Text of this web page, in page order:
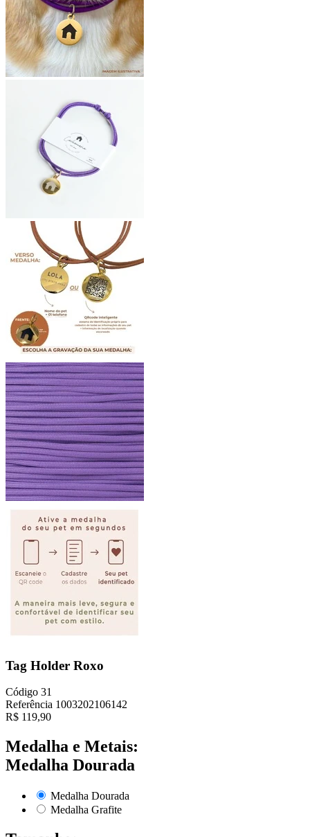
Tag Holder Roxo
Código 31
Referência 1003202106142
R$ 119,90
Medalha e Metais:
Medalha Dourada
Medalha Dourada
Medalha Grafite